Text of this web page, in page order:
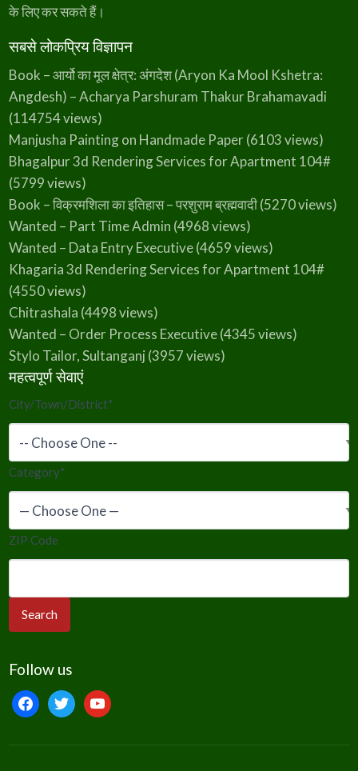
के लिए कर सकते हैं।
सबसे लोकप्रिय विज्ञापन
Book – आर्यो का मूल क्षेत्र: अंगदेश (Aryon Ka Mool Kshetra:
Angdesh) – Acharya Parshuram Thakur Brahamavadi
(114754 views)
Manjusha Painting on Handmade Paper(6103 views)
Bhagalpur 3d Rendering Services for Apartment 104#
(5799 views)
Book – विक्रमशिला का इतिहास – परशुराम ब्रह्मवादी(5270 views)
Wanted – Part Time Admin (4968 views)
Wanted – Data Entry Executive(4659 views)
Khagaria 3d Rendering Services for Apartment 104#
(4550 views)
Chitrashala (4498 views)
Wanted – Order Process Executive(4345 views)
Stylo Tailor, Sultanganj (3957 views)
महत्वपूर्ण सेवाएं
City/Town/District*
Category*
ZIP Code
Follow us
facebooktwitteryoutube